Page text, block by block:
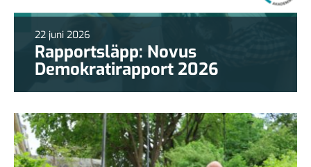
22 juni 2026
Rapportsläpp: Novus
Demokratirapport 2026